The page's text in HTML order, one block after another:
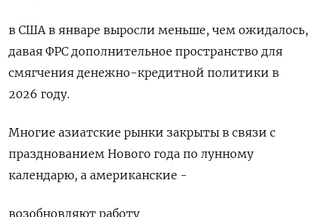
в США в январе выросли ​меньше, чем ожидалось,
давая ​ФРС дополнительное пространство ​для
смягчения денежно-⁠кредитной политики в
2026 году.
Многие азиатские рынки ‌закрыты в связи с
празднованием Нового ‌года по лунному
календарю, а американские -
возобновляют работу